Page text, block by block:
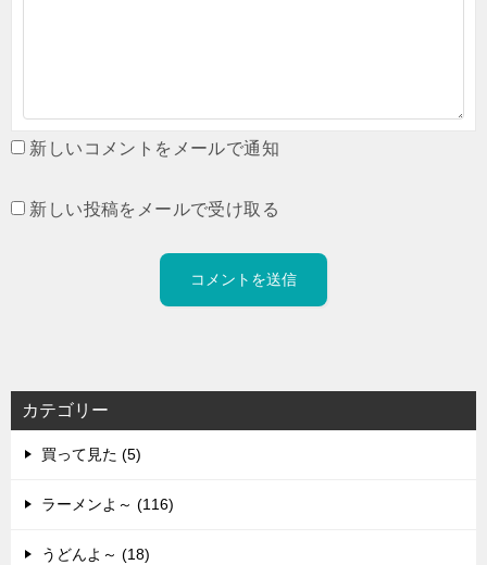
新しいコメントをメールで通知
新しい投稿をメールで受け取る
カテゴリー
買って見た (5)
ラーメンよ～ (116)
うどんよ～ (18)